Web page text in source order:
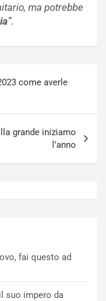
ma potrebbe
”.
come averle
grande iniziamo
l’anno
fai questo ad
suo impero da